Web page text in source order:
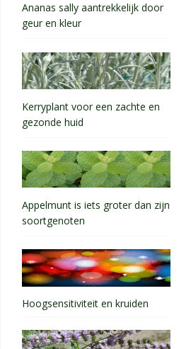
Ananas sally aantrekkelijk door
geur en kleur
Kerryplant voor een zachte en
gezonde huid
Appelmunt is iets groter dan zijn
soortgenoten
Hoogsensitiviteit en kruiden